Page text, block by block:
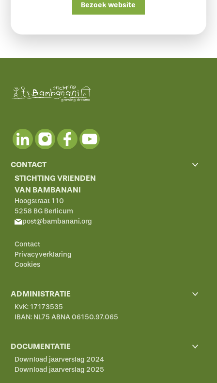
Bezoek website
CONTACT
STICHTING VRIENDEN
VAN BAMBANANI
Hoogstraat 110
5258 BG Berlicum
post@bambanani.org
Contact
Privacyverklaring
Cookies
ADMINISTRATIE
KvK: 17173535
IBAN: NL75 ABNA 06150.97.065
DOCUMENTATIE
Download jaarverslag 2024
Download jaarverslag 2025